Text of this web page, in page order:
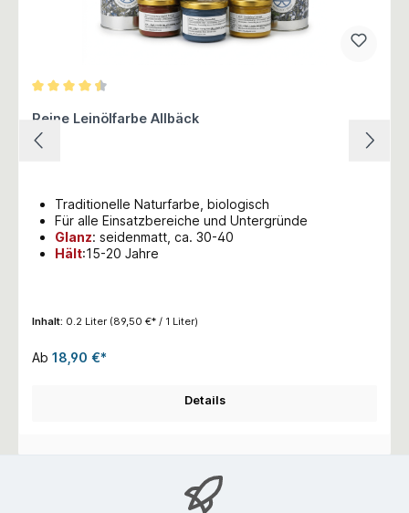
Reine Leinölfarbe Allbäck
Traditionelle Naturfarbe, biologisch
Für alle Einsatzbereiche und Untergründe
Glanz: seidenmatt, ca. 30-40
Hält:15-20 Jahre
Inhalt: 0.2 Liter (89,50 €* / 1 Liter)
Ab 18,90 €*
Details